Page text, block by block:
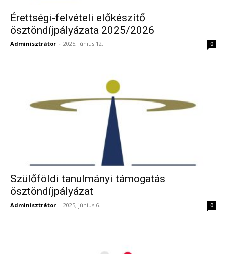
Érettségi-felvételi előkészítő
ösztöndíjpályázata 2025/2026
Adminisztrátor - 2025, június 12. 0
Szülőföldi tanulmányi támogatás
ösztöndíjpályázat
Adminisztrátor - 2025, június 6. 0